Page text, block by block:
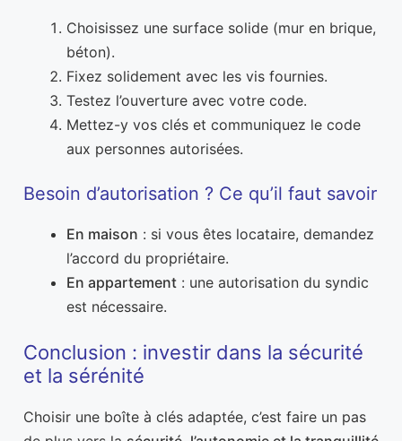
Choisissez une surface solide (mur en brique,
béton).
Fixez solidement avec les vis fournies.
Testez l’ouverture avec votre code.
Mettez-y vos clés et communiquez le code
aux personnes autorisées.
Besoin d’autorisation ? Ce qu’il faut savoir
En maison : si vous êtes locataire, demandez
l’accord du propriétaire.
En appartement : une autorisation du syndic
est nécessaire.
Conclusion : investir dans la sécurité
et la sérénité
Choisir une boîte à clés adaptée, c’est faire un pas